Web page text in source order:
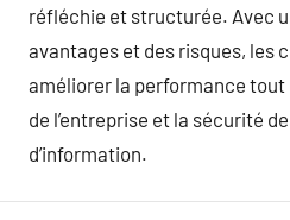
réfléchie et structurée. Avec
avantages et des risques, les
améliorer la performance
de l’entreprise et la sécurité
d’information.